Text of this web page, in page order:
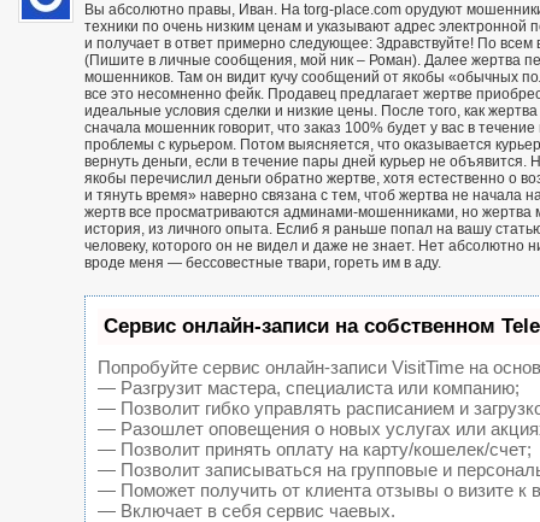
Вы абсолютно правы, Иван. На torg-place.com орудуют
техники по очень низким ценам и указывают адрес
и получает в ответ примерно следующее: Здравствуйте! По
(Пишите в личные сообщения, мой ник – Роман). Далее жертва
мошенников. Там он видит кучу сообщений от якобы «обычных
все это несомненно фейк. Продавец предлагает жертве
идеальные условия сделки и низкие цены. После того, как
сначала мошенник говорит, что заказ 100% будет у вас в
проблемы с курьером. Потом выясняется, что оказывается
вернуть деньги, если в течение пары дней курьер не
якобы перечислил деньги обратно жертве, хотя естественно о
и тянуть время» наверно связана с тем, чтоб жертва не начала
жертв все просматриваются админами-мошенниками, но жертва
история, из личного опыта. Еслиб я раньше попал на вашу
человеку, которого он не видел и даже не знает. Нет
вроде меня — бессовестные твари, гореть им в аду.
Сервис онлайн-записи на собственном
Попробуйте сервис онлайн-записи VisitTime на
— Разгрузит мастера, специалиста или компанию;
— Позволит гибко управлять расписанием и
— Разошлет оповещения о новых услугах или
— Позволит принять оплату на карту/кошелек/счет;
— Позволит записываться на групповые и
— Поможет получить от клиента отзывы о визите к
— Включает в себя сервис чаевых.